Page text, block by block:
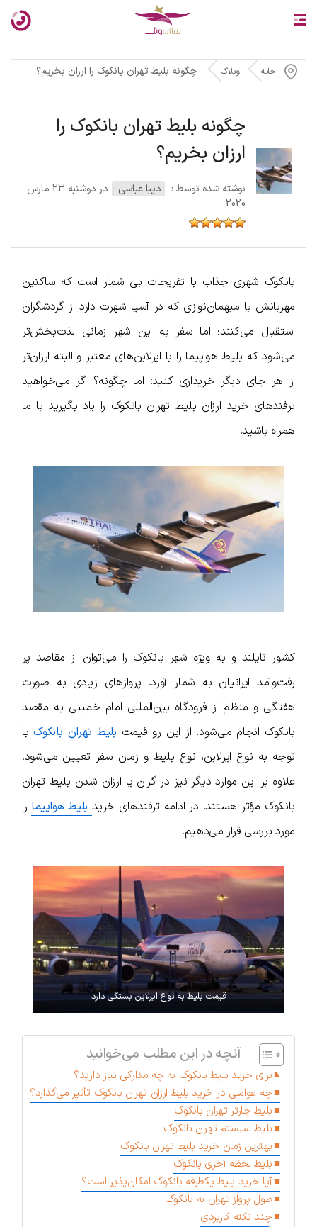
خانه وبلاگ چگونه بلیط تهران بانکوک را ارزان بخریم؟
چگونه بلیط تهران بانکوک را
ارزان بخریم؟
نوشته شده توسط : دیبا عباسی
در دوشنبه 23 مارس
2020
بانکوک شهری جذاب با تفریحات بی شمار است که ساکنین
مهربانش با میهمان‌نوازی که در آسیا شهرت دارد از گردشگران
استقبال می‌کنند؛ اما سفر به این شهر زمانی لذت‌بخش‌تر
می‌شود که بلیط هواپیما را با ایرلاین‌‌های معتبر و البته ارزان‌تر
از هر جای دیگر خریداری کنید؛ اما چگونه؟ اگر می‌خواهید
ترفندهای خرید ارزان بلیط تهران بانکوک را یاد بگیرید با ما
همراه باشید.
کشور تایلند و به ویژه شهر بانکوک را می‌توان از مقاصد پر
رفت‌وآمد ایرانیان به شمار آورد. پروازهای زیادی به صورت
هفتگی و منظم از فرودگاه بین‌المللی امام خمینی به مقصد
بانکوک انجام می‌شود. از این رو قیمت بلیط تهران بانکوکبا
توجه به نوع ایرلاین، نوع بلیط و زمان سفر تعیین می‌شود.
علاوه بر این موارد دیگر نیز در گران یا ارزان شدن بلیط تهران
بانکوک مؤثر هستند. در ادامه ترفندهای خرید بلیط هواپیما را
مورد بررسی قرار می‌دهیم.
قیمت بلیط به نوع ایرلاین بستگی دارد
آنچه در این مطلب می‌خوانید
برای خرید بلیط بانکوک به چه مدارکی نیاز دارید؟
چه عواملی در خرید بلیط ارزان تهران بانکوک تأثیر می‌گذارد؟
بلیط چارتر تهران بانکوک
بلیط سیستم تهران بانکوک
بهترین زمان خرید بلیط تهران بانکوک
بلیط لحظه آخری بانکوک
آیا خرید بلیط یکطرفه بانکوک امکان‌پذیر است؟
طول پرواز تهران به بانکوک
چند نکته کاربردی